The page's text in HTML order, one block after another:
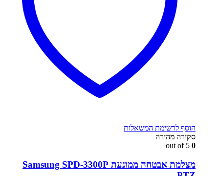
הוסף לרשימת המשאלות
סקירה מהירה
0
מצלמת אבטחה ממונעת Samsung SPD-3300P